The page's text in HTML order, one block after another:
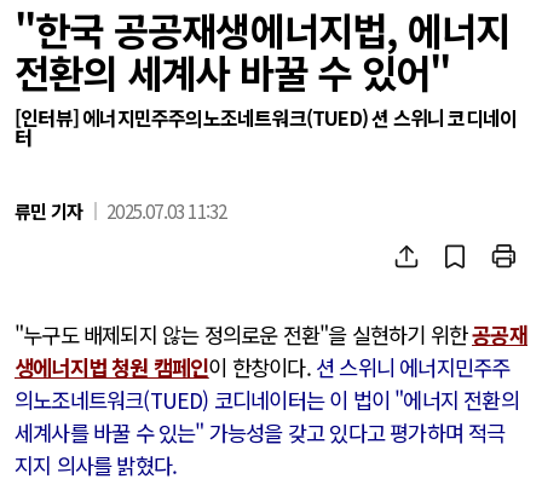
"한국 공공재생에너지법, 에너지
전환의 세계사 바꿀 수 있어"
[인터뷰] 에너지민주주의노조네트워크(TUED) 션 스위니 코디네이
터
류민 기자 2025.07.03 11:32
"누구도 배제되지 않는 정의로운 전환"을 실현하기 위한공공재
생에너지법 청원 캠페인이 한창이다. 션 스위니 에너지민주주
의노조네트워크(TUED) 코디네이터는 이 법이 "에너지 전환의
세계사를 바꿀 수 있는" 가능성을 갖고 있다고 평가하며 적극
지지 의사를 밝혔다.